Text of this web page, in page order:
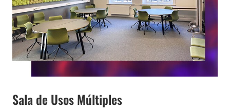
Sala de Usos Múltiples